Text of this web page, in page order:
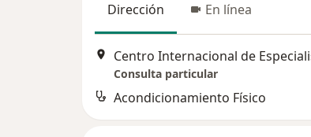
Dirección
En línea
Consulta particular
Acondicionamiento Físico